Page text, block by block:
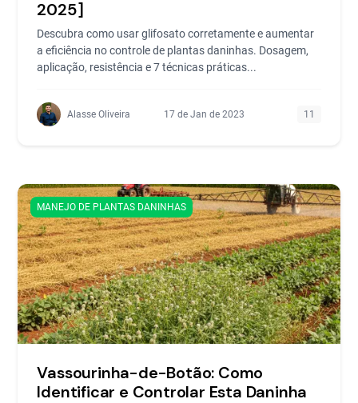
2025]
Descubra como usar glifosato corretamente e aumentar
a eficiência no controle de plantas daninhas. Dosagem,
aplicação, resistência e 7 técnicas práticas...
Alasse Oliveira 17 de Jan de 2023 11
MANEJO DE PLANTAS DANINHAS
Vassourinha-de-Botão: Como
Identificar e Controlar Esta Daninha